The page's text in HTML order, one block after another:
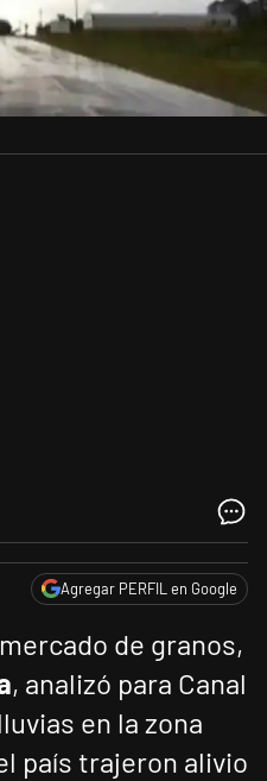
Agregar PERFIL en Google
de granos,
, analizó para Canal
en la zona
país trajeron alivio